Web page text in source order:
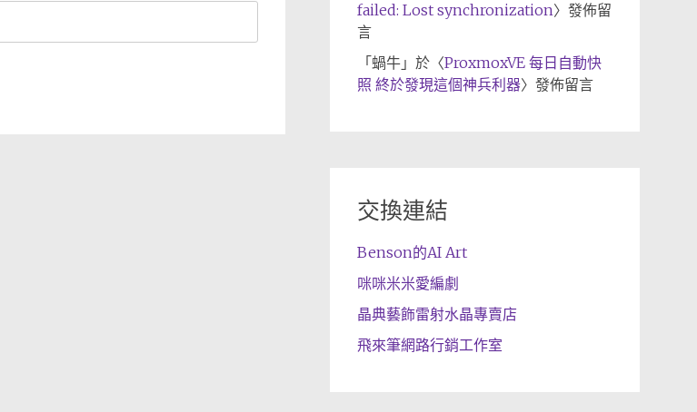
failed: Lost synchronization〉發佈留
言
「 蝸牛」於〈ProxmoxVE 每日自動快
照 終於發現這個神兵利器〉發佈留言
交換連結
Benson的AI Art
咪咪米米愛編劇
晶典藝飾雷射水晶專賣店
飛來筆網路行銷工作室